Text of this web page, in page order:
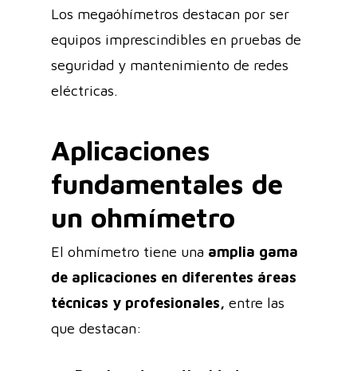
Los megaóhímetros destacan por ser
equipos imprescindibles en pruebas de
seguridad y mantenimiento de redes
eléctricas.
Aplicaciones
fundamentales de
un ohmímetro
El ohmímetro tiene una amplia gama
de aplicaciones en diferentes áreas
técnicas y profesionales, entre las
que destacan: